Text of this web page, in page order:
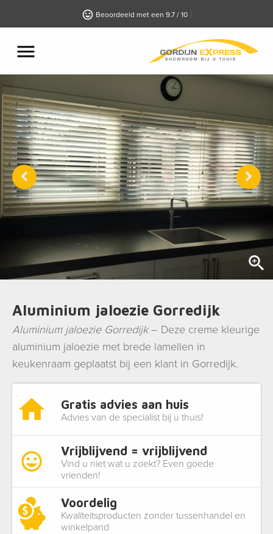
Beoordeeld met een 9.7 / 10
Aluminium jaloezie Gorredijk
Aluminium jaloezie Gorredijk– Deze creme kleurige
aluminium jaloezie met brede lamellen in
keukenraam geplaatst bij een klant in Gorredijk.
Gratis advies aan huis
Advies van de specialist bij u thuis!
Vrijblijvend = vrijblijvend
Vind u niet wat u zoekt? Even goede
vrienden!
Voordelig
Kwaliteitsproducten zonder tussenhandel en
winkelpand